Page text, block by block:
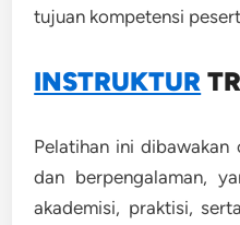
tujuan kompetensi
INSTRUKTUR
Pelatihan ini
dan berpengalaman,
akademisi, praktisi,